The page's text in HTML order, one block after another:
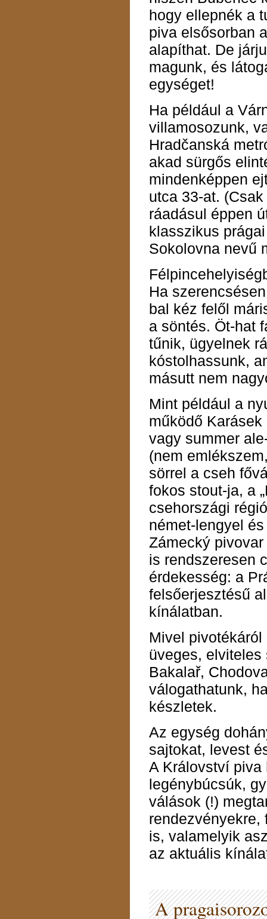
hogy ellepnék a
piva elsősorban
alapíthat. De
magunk, és
egységet!
Ha például a
villamosozunk,
Hradčanská
akad sürgős
mindenképpen
utca 33-at.
ráadásul éppen
klasszikus
Sokolovna nevű
Ha
bal kéz felől
a söntés. Öt-hat
tűnik, ügyelnek
kóstolhassunk,
másutt nem
Mint például a
működő
vagy summer
(nem
sörrel a cseh
fokos stout-ja, a
csehországi
német-lengyel
Zámecký pivovar
is rendszeresen
érdekesség: a
felsőerjesztésű
kínálatban.
Mivel
üveges, elviteles
Bakalař,
válogathatunk,
készletek.
Az egység
sajtokat, levest
A Království
legénybúcsúk,
válások (!)
rendezvényekre,
is, valamelyik
az aktuális
A